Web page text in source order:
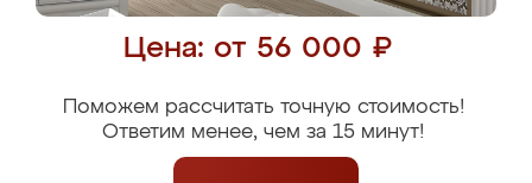
Цена: от 56 000 ₽
Поможем рассчитать точную стоимость!
Ответим менее, чем за 15 минут!